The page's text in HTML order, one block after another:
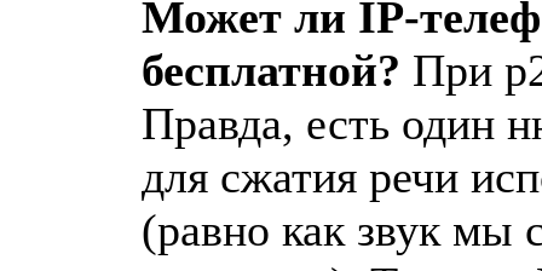
Может ли IP-
бесплатной? При
Правда, есть один
для сжатия речи
(равно как звук мы